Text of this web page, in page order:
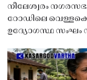
നീലേശ്വരം
റോഡിലെ
ഉദ്യോഗസ്ഥ സംഘം